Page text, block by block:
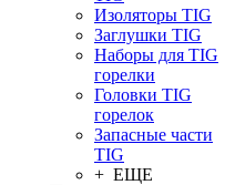
Изоляторы TIG
Заглушки TIG
Наборы для TIG
горелки
Головки TIG
горелок
Запасные части
TIG
+ ЕЩЕ